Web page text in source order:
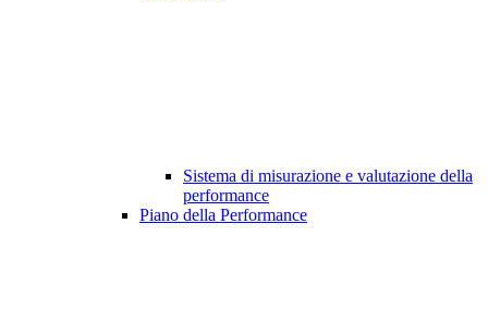
Sistema di misurazione e valutazione della
performance
Piano della Performance